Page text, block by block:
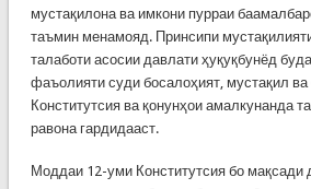
мустақилона ва имкони пурраи
таъмин менамояд. Принсипи
талаботи асосии давлати ҳуқуқбунёд
фаъолияти суди босалоҳият, мустақил ва
Конститутсия ва қонунҳои амалкунанда
равона гардидааст.
Моддаи 12-уми Конститутсия бо мақсади